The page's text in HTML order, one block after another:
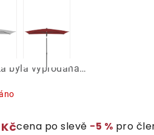
byla vyprodána…
cena po slevě −5 % pro